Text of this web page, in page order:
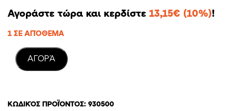
131,50€.
είναι:
Αγοράστε τώρα και κερδίστε 13,15€ (10%)!
1 ΣΕ ΑΠΌΘΕΜΑ
AΓΟΡΆ
ΚΩΔΙΚΌΣ ΠΡΟΪΌΝΤΟΣ: 930500